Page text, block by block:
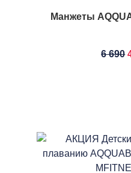
Манжеты
6 690